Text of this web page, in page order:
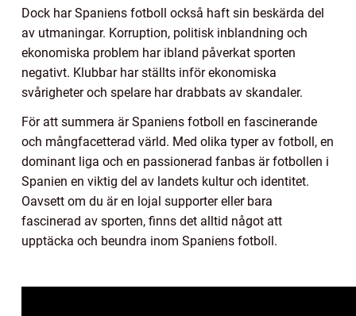
Dock har Spaniens fotboll också haft sin beskärda del
av utmaningar. Korruption, politisk inblandning och
ekonomiska problem har ibland påverkat sporten
negativt. Klubbar har ställts inför ekonomiska
svårigheter och spelare har drabbats av skandaler.
För att summera är Spaniens fotboll en fascinerande
och mångfacetterad värld. Med olika typer av fotboll, en
dominant liga och en passionerad fanbas är fotbollen i
Spanien en viktig del av landets kultur och identitet.
Oavsett om du är en lojal supporter eller bara
fascinerad av sporten, finns det alltid något att
upptäcka och beundra inom Spaniens fotboll.